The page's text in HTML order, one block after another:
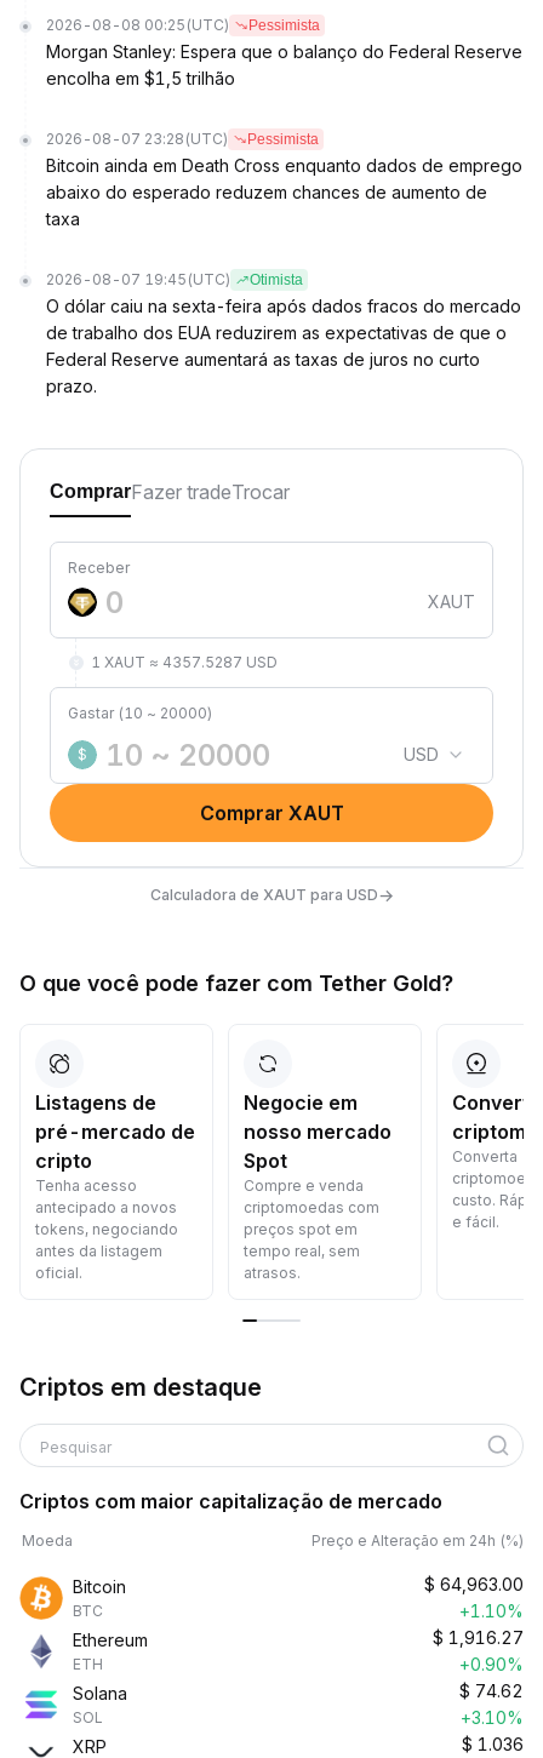
2026-08-08 00:25 (UTC) Pessimista
Morgan Stanley: Espera que o balanço do Federal Reserve
encolha em $1,5 trilhão
2026-08-07 23:28 (UTC) Pessimista
Bitcoin ainda em Death Cross enquanto dados de emprego
abaixo do esperado reduzem chances de aumento de
taxa
2026-08-07 19:45 (UTC) Otimista
O dólar caiu na sexta-feira após dados fracos do mercado
de trabalho dos EUA reduzirem as expectativas de que o
Federal Reserve aumentará as taxas de juros no curto
prazo.
ComprarFazer tradeTrocar
Receber
XAUT
1 XAUT ≈ 4357.5287 USD
Gastar (10 ~ 20000)
$ USD
Comprar XAUT
Calculadora de XAUT para USD→
O que você pode fazer com Tether Gold?
Listagens de
pré-mercado de
cripto
Tenha acesso
antecipado a novos
tokens, negociando
antes da listagem
oficial.
Negocie em
nosso mercado
Spot
Compre e venda
criptomoedas com
preços spot em
tempo real, sem
atrasos.
Converta
custo.
e fácil.
Criptos em destaque
Pesquisar
Criptos com maior capitalização de mercado
Moeda Preço e Alteração em 24h (%)
Bitcoin
BTC
$ 64,963.00
+1.10%
Ethereum
ETH
$ 1,916.27
+0.90%
Solana
SOL
$ 74.62
+3.10%
XRP
$ 1.036